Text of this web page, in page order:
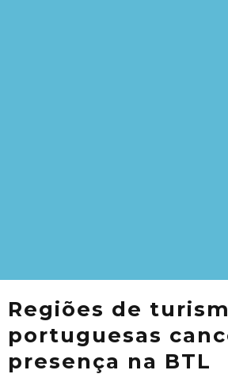
Regiões de
portuguesas
presença na BTL